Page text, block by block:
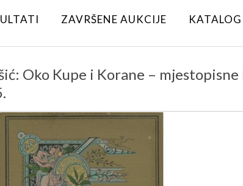
ZAVRŠENE AUKCIJE KATALOG
Oko Kupe i Korane –